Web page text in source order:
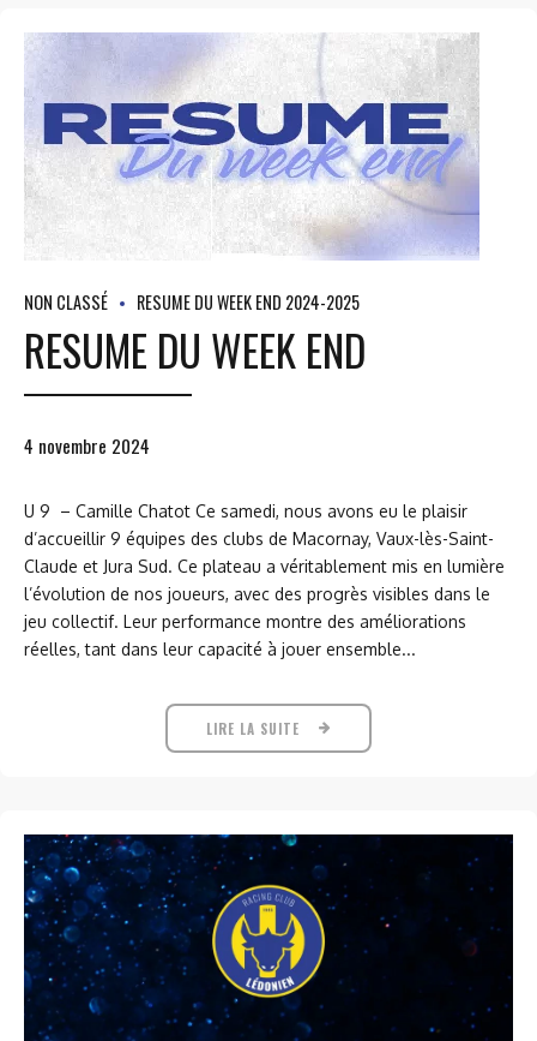
NON CLASSÉ RESUME DU WEEK END 2024-2025
RESUME DU WEEK END
4 novembre 2024
U 9 – Camille Chatot Ce samedi, nous avons eu le plaisir
d’accueillir 9 équipes des clubs de Macornay, Vaux-lès-Saint-
Claude et Jura Sud. Ce plateau a véritablement mis en lumière
l’évolution de nos joueurs, avec des progrès visibles dans le
jeu collectif. Leur performance montre des améliorations
réelles, tant dans leur capacité à jouer ensemble...
LIRE LA SUITE